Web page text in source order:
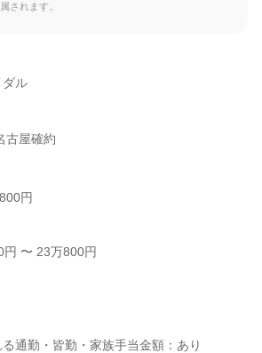
されます。
ダル
古屋確約
円
〜 23万800円
通勤・皆勤・家族手当金額：あり